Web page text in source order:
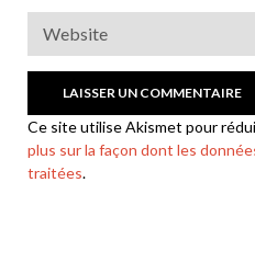
Ce site utilise Akismet pour
plus sur la façon dont les
traitées.